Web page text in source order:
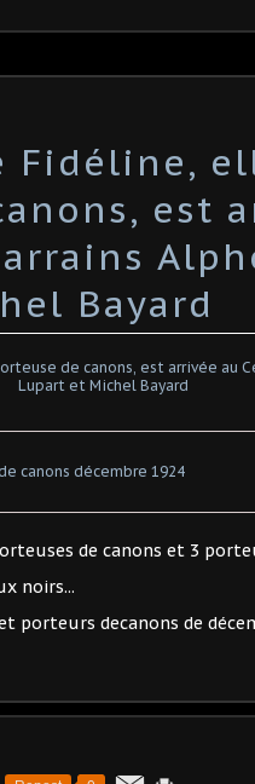
Fidéline,
est
Bayard
canons décembre 1924
de canons et 3
noirs...
porteurs decanons de